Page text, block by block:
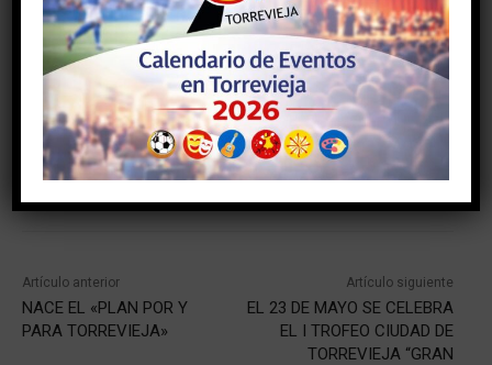
Facebook Twitter Pinterest
Artículo anterior
NACE EL «PLAN POR Y
PARA TORREVIEJA»
Artículo siguiente
EL 23 DE MAYO SE CELEBRA
EL I TROFEO CIUDAD DE
TORREVIEJA “GRAN